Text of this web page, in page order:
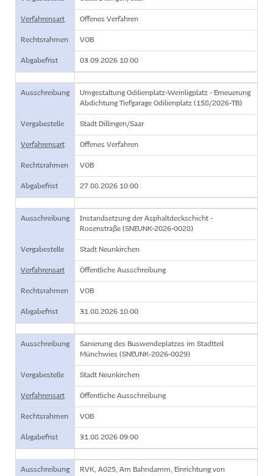
Verfahrensart Offenes Verfahren
Rechtsrahmen VOB
Abgabefrist 03.09.2026 10:00
Ausschreibung
Umgestaltung Odilienplatz-Weinligplatz - Erneuerung
Abdichtung Tiefgarage Odilienplatz (158/2026-TB)
Vergabestelle Stadt Dillingen/Saar
Verfahrensart Offenes Verfahren
Rechtsrahmen VOB
Abgabefrist 27.08.2026 10:00
Ausschreibung
Instandsetzung der Asphaltdeckschicht -
Rosenstraße (SNEUNK-2026-0028)
Vergabestelle Stadt Neunkirchen
Verfahrensart Öffentliche Ausschreibung
Rechtsrahmen VOB
Abgabefrist 31.08.2026 10:00
Ausschreibung
Sanierung des Buswendeplatzes im Stadtteil
Münchwies (SNEUNK-2026-0029)
Vergabestelle Stadt Neunkirchen
Verfahrensart Öffentliche Ausschreibung
Rechtsrahmen VOB
Abgabefrist 31.08.2026 09:00
Ausschreibung
RVK, A025, Am Bahndamm, Einrichtung von